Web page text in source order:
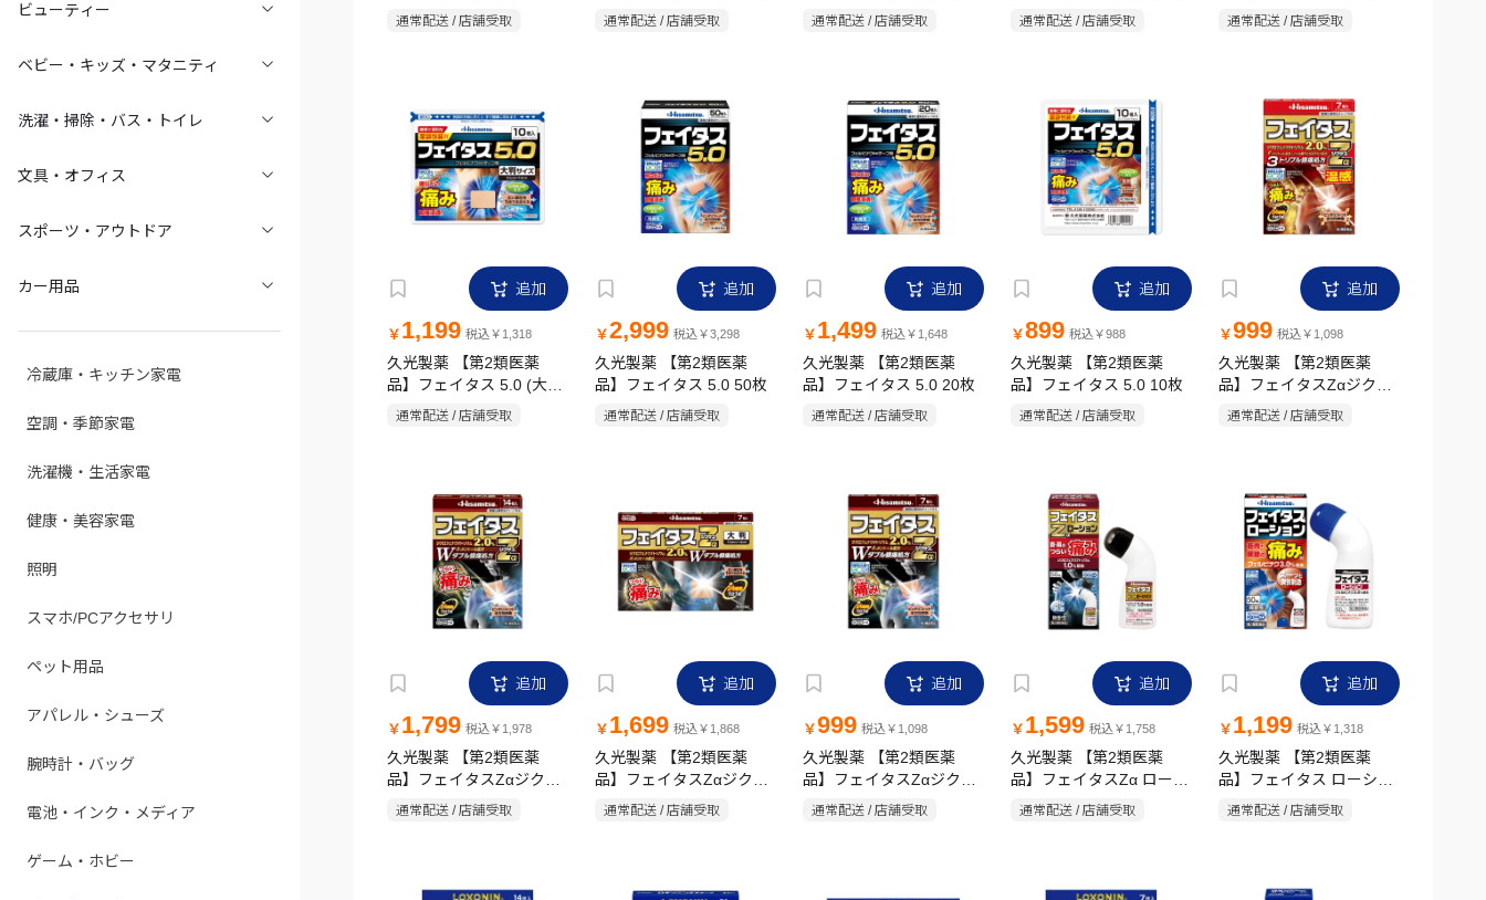
ビューティー
ベビー・キッズ・マタニティ
洗濯・掃除・バス・トイレ
文具・オフィス
スポーツ・アウトドア
カー用品
冷蔵庫・キッチン家電
空調・季節家電
洗濯機・生活家電
健康・美容家電
照明
スマホ/PCアクセサリ
ペット用品
アパレル・シューズ
腕時計・バッグ
電池・インク・メディア
ゲーム・ホビー
7枚
通常配送 / 店舗受取
ナク 6枚
通常配送 / 店舗受取
枚
通常配送 / 店舗受取
(大判サイズ) 10枚
通常配送 / 店舗受取
20枚
通常配送 / 店舗受取
追加
￥ 1,199 税込￥1,318
久光製薬 【第2類医薬
品】フェイタス 5.0 (大判
サイズ) 10枚
通常配送 / 店舗受取
追加
￥2,999 税込￥3,298
久光製薬 【第2類医薬
品】フェイタス 5.0 50枚
通常配送 / 店舗受取
追加
￥ 1,499 税込￥1,648
久光製薬 【第2類医薬
品】フェイタス 5.0 20枚
通常配送 / 店舗受取
追加
￥899 税込￥988
久光製薬 【第2類医薬
品】フェイタス 5.0 10枚
通常配送 / 店舗受取
追加
￥999 税込￥1,098
久光製薬 【第2類医薬
品】フェイタスZαジクサ
ス 温感 7枚
通常配送 / 店舗受取
追加
￥ 1,799 税込￥1,978
久光製薬 【第2類医薬
品】フェイタスZαジクサ
ス 14枚
通常配送 / 店舗受取
追加
￥ 1,699 税込￥1,868
久光製薬 【第2類医薬
品】フェイタスZαジクサ
ス 大判 7枚
通常配送 / 店舗受取
追加
￥999 税込￥1,098
久光製薬 【第2類医薬
品】フェイタスZαジクサ
ス 7枚
通常配送 / 店舗受取
追加
￥ 1,599 税込￥1,758
久光製薬 【第2類医薬
品】フェイタスZα ローシ
ョン 50ml
通常配送 / 店舗受取
追加
￥ 1,199 税込￥1,318
久光製薬 【第2類医薬
品】フェイタス ローショ
ン 50ml
通常配送 / 店舗受取